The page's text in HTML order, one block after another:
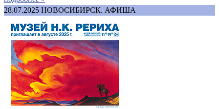
28.07.2025 НОВОСИБИРСК. АФИША